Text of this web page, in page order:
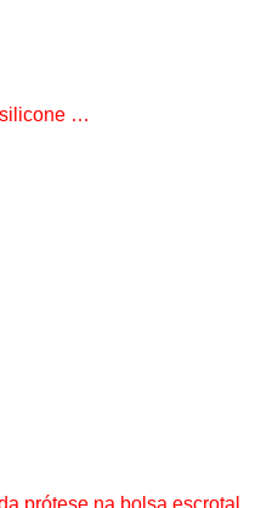
…
prótese na bolsa escrotal